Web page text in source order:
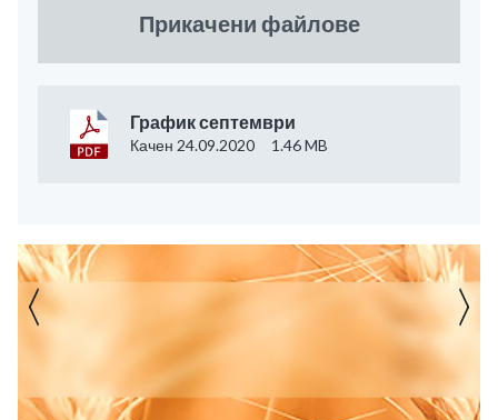
Прикачени файлове
График септември
Качен 24.09.2020 1.46 MB